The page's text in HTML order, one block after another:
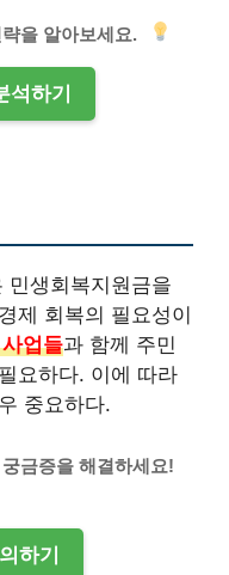
을 알아보세요.
석하기
민생회복지원금을
제 회복의 필요성이
업들과 함께 주민
요하다. 이에 따라
중요하다.
금증을 해결하세요!
하기